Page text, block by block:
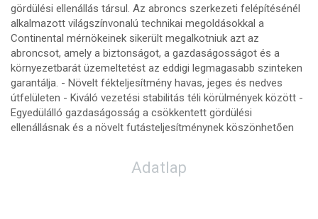
gördülési ellenállás társul. Az abroncs szerkezeti felépítésénél
alkalmazott világszínvonalú technikai megoldásokkal a
Continental mérnökeinek sikerült megalkotniuk azt az
abroncsot, amely a biztonságot, a gazdaságosságot és a
környezetbarát üzemeltetést az eddigi legmagasabb szinteken
garantálja. - Növelt fékteljesítmény havas, jeges és nedves
útfelületen - Kiváló vezetési stabilitás téli körülmények között -
Egyedülálló gazdaságosság a csökkentett gördülési
ellenállásnak és a növelt futásteljesítménynek köszönhetően
Adatlap